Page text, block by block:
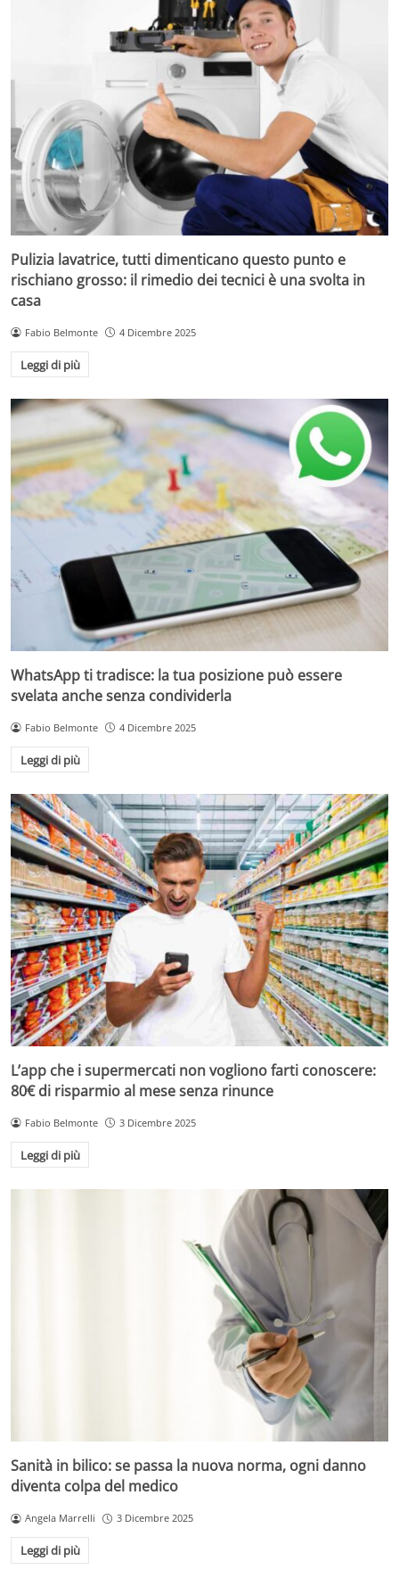
Pulizia lavatrice, tutti dimenticano questo punto e
rischiano grosso: il rimedio dei tecnici è una svolta in
casa
Fabio Belmonte 4 Dicembre 2025
Leggi di più
WhatsApp ti tradisce: la tua posizione può essere
svelata anche senza condividerla
Fabio Belmonte 4 Dicembre 2025
Leggi di più
L’app che i supermercati non vogliono farti conoscere:
80€ di risparmio al mese senza rinunce
Fabio Belmonte 3 Dicembre 2025
Leggi di più
Sanità in bilico: se passa la nuova norma, ogni danno
diventa colpa del medico
Angela Marrelli 3 Dicembre 2025
Leggi di più